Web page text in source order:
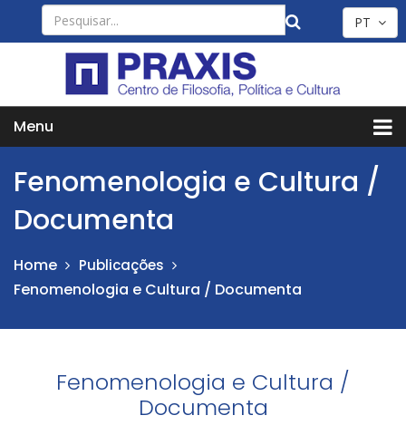
PT
Menu
Fenomenologia e Cultura /
Documenta
Home Publicações
Fenomenologia e Cultura / Documenta
Fenomenologia e Cultura /
Documenta